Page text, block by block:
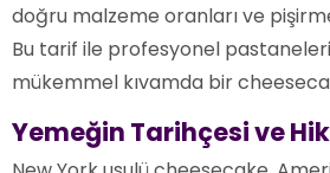
doğru malzeme oranları ve
Bu tarif ile profesyonel
mükemmel kıvamda bir
Yemeğin Tarihçesi ve